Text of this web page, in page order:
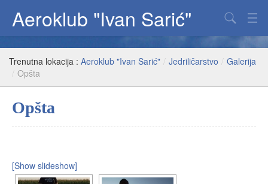
Aeroklub "Ivan Sarić"
Padobranstvo
Jedriličarstvo
Trenutna lokacija : Aeroklub "Ivan Sarić" / Jedriličarstvo / Galerija
/ Opšta
Opšta
[Show slideshow]